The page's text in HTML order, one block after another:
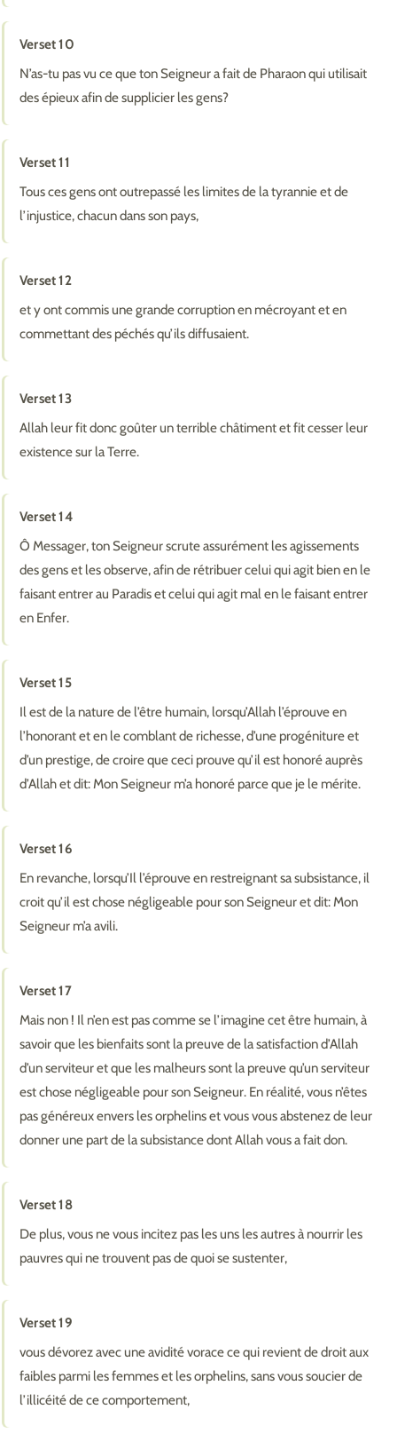
Verset 10
N’as-tu pas vu ce que ton Seigneur a fait de Pharaon qui utilisait
des épieux afin de supplicier les gens?
Verset 11
Tous ces gens ont outrepassé les limites de la tyrannie et de
l’injustice, chacun dans son pays,
Verset 12
et y ont commis une grande corruption en mécroyant et en
commettant des péchés qu’ils diffusaient.
Verset 13
Allah leur fit donc goûter un terrible châtiment et fit cesser leur
existence sur la Terre.
Verset 14
Ô Messager, ton Seigneur scrute assurément les agissements
des gens et les observe, afin de rétribuer celui qui agit bien en le
faisant entrer au Paradis et celui qui agit mal en le faisant entrer
en Enfer.
Verset 15
Il est de la nature de l’être humain, lorsqu’Allah l’éprouve en
l’honorant et en le comblant de richesse, d’une progéniture et
d’un prestige, de croire que ceci prouve qu’il est honoré auprès
d’Allah et dit: Mon Seigneur m’a honoré parce que je le mérite.
Verset 16
En revanche, lorsqu’Il l’éprouve en restreignant sa subsistance, il
croit qu’il est chose négligeable pour son Seigneur et dit: Mon
Seigneur m’a avili.
Verset 17
Mais non ! Il n’en est pas comme se l’imagine cet être humain, à
savoir que les bienfaits sont la preuve de la satisfaction d’Allah
d’un serviteur et que les malheurs sont la preuve qu’un serviteur
est chose négligeable pour son Seigneur. En réalité, vous n’êtes
pas généreux envers les orphelins et vous vous abstenez de leur
donner une part de la subsistance dont Allah vous a fait don.
Verset 18
De plus, vous ne vous incitez pas les uns les autres à nourrir les
pauvres qui ne trouvent pas de quoi se sustenter,
Verset 19
vous dévorez avec une avidité vorace ce qui revient de droit aux
faibles parmi les femmes et les orphelins, sans vous soucier de
l’illicéité de ce comportement,